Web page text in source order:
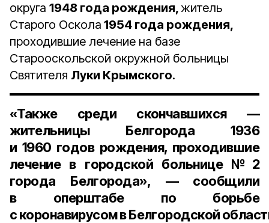
округа 1948 года рождения,житель
Старого Оскола 1954 года рождения,
проходившие лечение на базе
Старооскольской окружной больницы
Святителя Луки Крымского.
«Также среди скончавшихся —
жительницы Белгорода1936
и 1960 годов рождения, проходившие
лечение в городской больнице №2
города Белгорода», — сообщили
в оперштабе по борьбе
с коронавирусом в Белгородской